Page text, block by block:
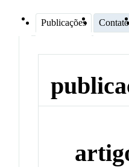
Publicações Contato